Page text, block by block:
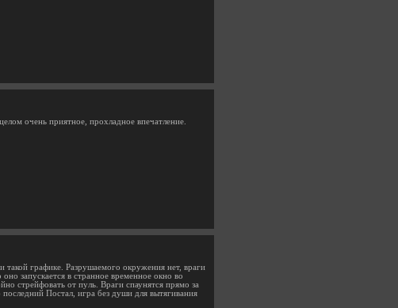
очень приятное, прохладное впечатление.
графике. Разрушаемого окружения нет, враги
запускается в странное временное окно во
стрейфовать от пуль. Враги спаунятся прямо за
Постал, игра без души для вытягивания